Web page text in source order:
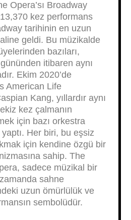
Opera’sı Broadway
kez performans
tarihinin en uzun
geldi. Bu müzikalde
bazıları,
itibaren aynı
Ekim 2020’de
American Life
Kang, yıllardır aynı
kez çalmanın
için bazı orkestra
Her biri, bu eşsiz
için kendine özgü bir
sahip. The
sadece müzikal bir
sahne
uzun ömürlülük ve
sembolüdür.